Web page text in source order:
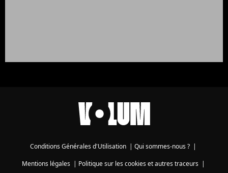
Conditions Générales d'Utilisation | Qui sommes-nous ? |
Mentions légales| Politique sur les cookies et autres traceurs|